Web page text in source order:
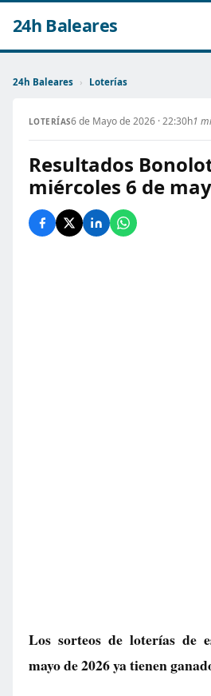
24h Baleares
24h Baleares › Loterías
LOTERÍAS6 de Mayo de 2026 · 22:30h1
Resultados
miércoles 6 de
Los sorteos de loterías de
mayo de 2026 ya tienen